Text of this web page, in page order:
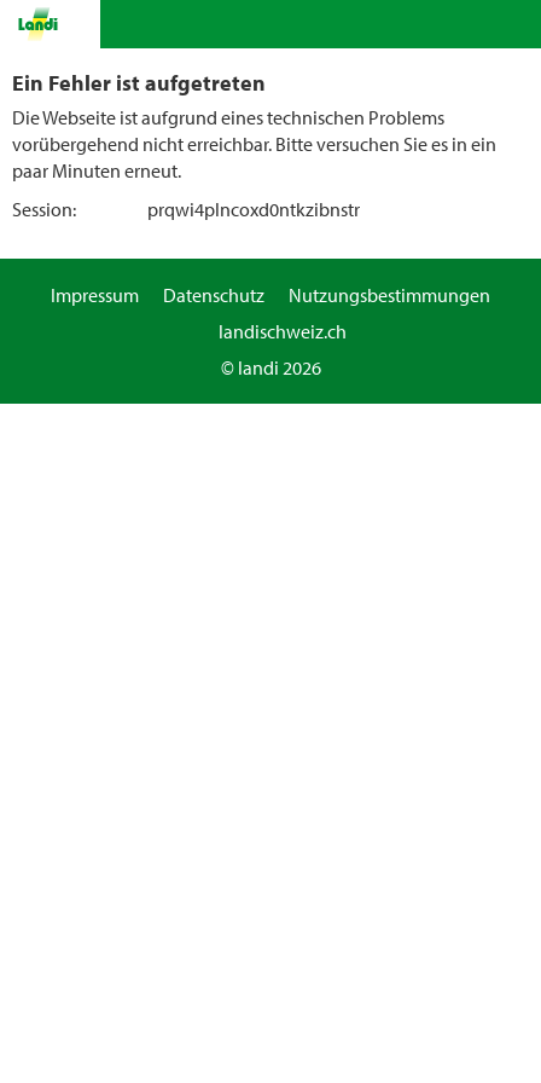
Ein Fehler ist aufgetreten
Die Webseite ist aufgrund eines technischen Problems
vorübergehend nicht erreichbar. Bitte versuchen Sie es in ein
paar Minuten erneut.
Session:
prqwi4plncoxd0ntkzibnstr
Impressum Datenschutz
Nutzungsbestimmungen
landischweiz.ch
© landi 2026